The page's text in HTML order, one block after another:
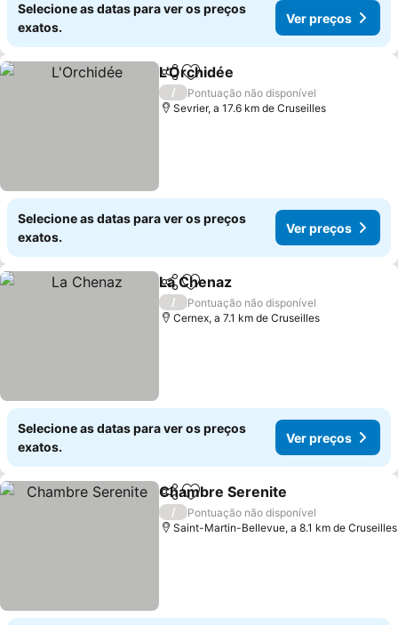
Selecione as datas para ver os preços
exatos.
Ver preços
PartilharAdicionar aos favoritos
L'Orchidée
/
Pontuação não disponível
Sevrier, a 17.6 km de Cruseilles
Selecione as datas para ver os preços
exatos.
Ver preços
PartilharAdicionar aos favoritos
La Chenaz
/
Pontuação não disponível
Cernex, a 7.1 km de Cruseilles
Selecione as datas para ver os preços
exatos.
Ver preços
PartilharAdicionar aos favoritos
Chambre Serenite
/
Pontuação não disponível
Saint-Martin-Bellevue, a 8.1 km de Cruseilles